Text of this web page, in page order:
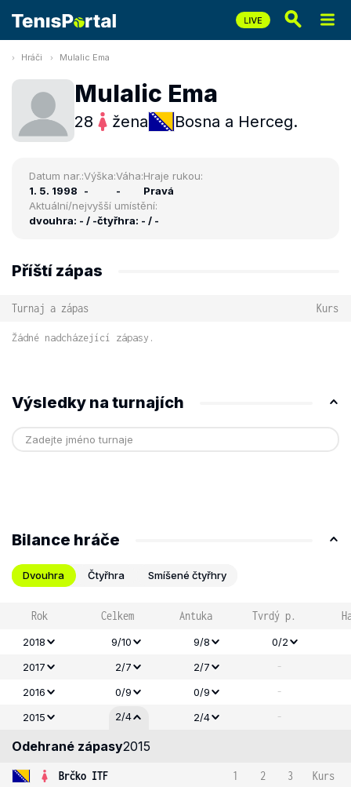
Hráči Mulalic Ema
Mulalic Ema
28 žena Bosna a Herceg.
Datum nar.:
1. 5. 1998
Výška:
-
Váha:
-
Hraje rukou:
Pravá
Aktuální/nejvyšší umístění:
dvouhra: - / -čtyřhra: - / -
Příští zápas
Turnaj a zápas Kurs
Žádné nadcházející zápasy.
Výsledky na turnajích
Bilance hráče
Dvouhra Čtyřhra Smíšené čtyřhry
Rok Celkem Antuka Tvrdý p.
2018 9/10 9/8
0/2
2017
2/7 2/7 -
2016 0/9 0/9 -
2015 2/4 2/4 -
Odehrané zápasy2015
Brčko ITF 1 2 3
Kurs